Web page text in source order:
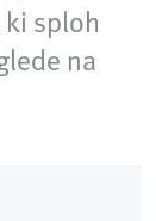
sploh
na